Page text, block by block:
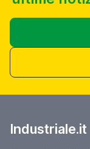
Industriale.it